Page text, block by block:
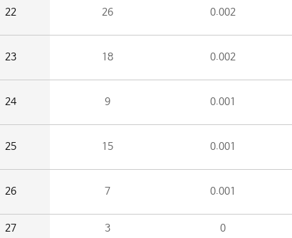
22 26 0.002
23 18 0.002
24 9 0.001
25 15 0.001
26 7 0.001
27 3 0